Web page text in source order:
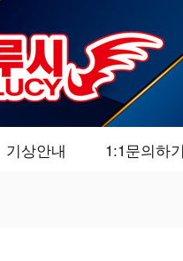
기상안내 1:1문의하기